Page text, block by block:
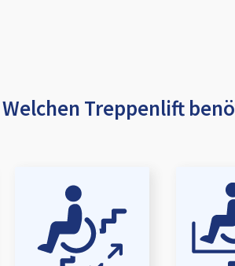
Welchen Treppenlift